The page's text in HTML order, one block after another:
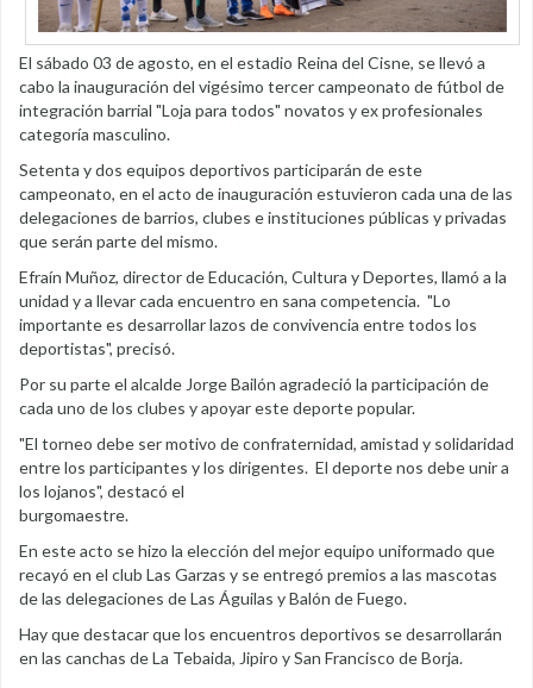
El sábado 03 de agosto, en el estadio Reina del Cisne, se llevó a
cabo la inauguración del vigésimo tercer campeonato de fútbol de
integración barrial "Loja para todos" novatos y ex profesionales
categoría masculino.
Setenta y dos equipos deportivos participarán de este
campeonato, en el acto de inauguración estuvieron cada una de las
delegaciones de barrios, clubes e instituciones públicas y privadas
que serán parte del mismo.
Efraín Muñoz, director de Educación, Cultura y Deportes, llamó a la
unidad y a llevar cada encuentro en sana competencia. "Lo
importante es desarrollar lazos de convivencia entre todos los
deportistas", precisó.
Por su parte el alcalde Jorge Bailón agradeció la participación de
cada uno de los clubes y apoyar este deporte popular.
"El torneo debe ser motivo de confraternidad, amistad y solidaridad
entre los participantes y los dirigentes. El deporte nos debe unir a
los lojanos", destacó el
En este acto se hizo la elección del mejor equipo uniformado que
recayó en el club Las Garzas y se entregó premios a las mascotas
de las delegaciones de Las Águilas y Balón de Fuego.
Hay que destacar que los encuentros deportivos se desarrollarán
en las canchas de La Tebaida, Jipiro y San Francisco de Borja.